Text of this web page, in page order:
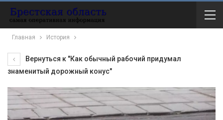
Главная История
Вернуться к "Как обычный рабочий придумал
знаменитый дорожный конус"